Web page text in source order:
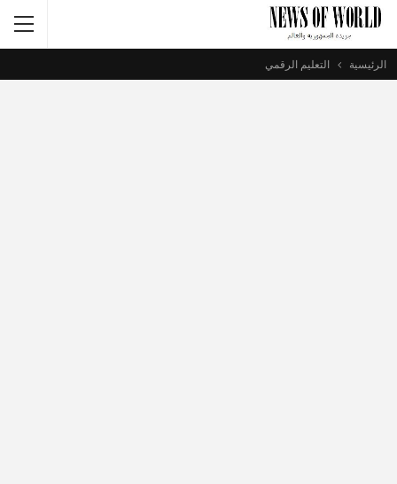
الرئيسية التعليم الرقمي